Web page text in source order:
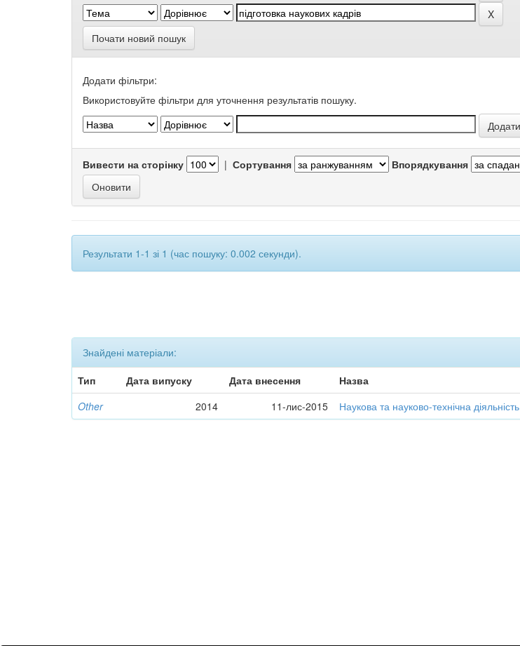
Почати новий пошук
Додати фільтри:
Використовуйте фільтри для уточнення результатів пошуку.
Вивести на сторінку | Сортування Впорядкування
Результати 1-1 зі 1 (час пошуку: 0.002 секунди).
Знайдені матеріали:
Тип
Дата випуску Дата внесення Назва
Other
2014 11-лис-2015 Наукова та науково-технічна діяльність